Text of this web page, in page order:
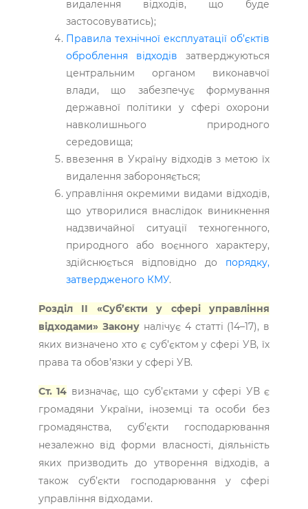
видалення відходів, що буде
застосовуватись);
Правила технічної експлуатації об’єктів
оброб­лення відходів затверджуються
центральним органом виконавчої
влади, що забезпечує формування
державної політики у сфері охорони
навколишнього природного
середовища;
ввезення в Україну відходів з метою їх
видалення забороняється;
управління окремими видами відходів,
що утворилися внаслідок виникнення
надзвичайної ситуації техногенного,
природного або воєнного характеру,
здійснюється відповідно до порядку,
затвердженого КМУ.
Розділ ІІ «Суб’єкти у сфері управління
відходами» Законуналічує 4 статті (14–17), в
яких визначено хто є суб’єктом у сфері УВ, їх
права та обов’язки у сфері УВ.
Ст. 14 визначає, що суб’єктами у сфері УВ є
громадяни України, іноземці та особи без
громадянства, суб’єкти господарювання
незалежно від форми власності, діяльність
яких призводить до утворення відходів, а
також суб’єкти господарювання у сфері
управління відходами.